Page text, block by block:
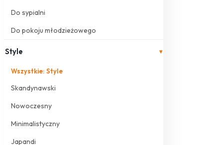
Do sypialni
Do pokoju młodzieżowego
Style ▾
Wszystkie: Style
Skandynawski
Nowoczesny
Minimalistyczny
Japandi